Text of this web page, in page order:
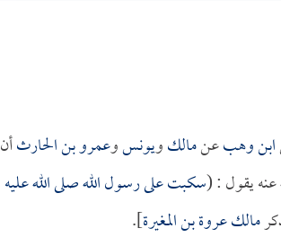
ابن وهبعنمالكويونسوعمرو بن الحارثأن
عنه يقول : (سكبت على رسول الله صلى الله عليه
مالك عروة بن المغيرة].